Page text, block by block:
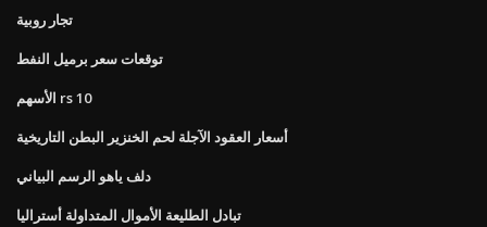
تجار روبية
توقعات سعر برميل النفط
الأسهم rs 10
أسعار العقود الآجلة لحم الخنزير البطن التاريخية
دلف ياهو الرسم البياني
تبادل الطليعة الأموال المتداولة أستراليا